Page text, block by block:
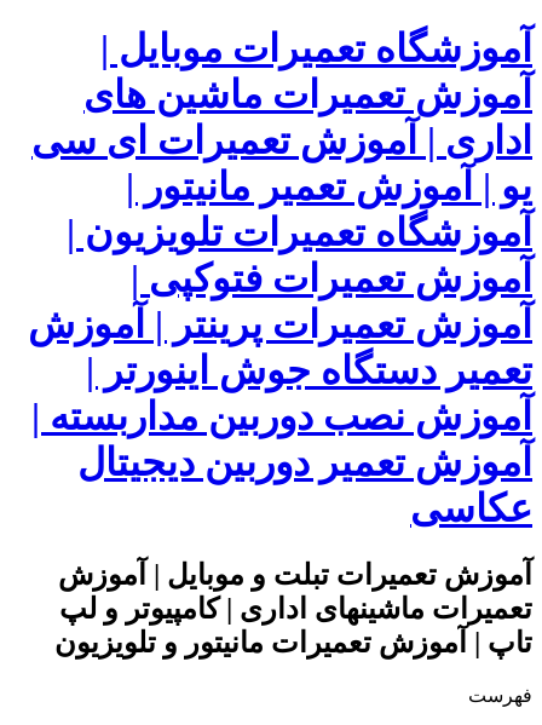
آموزشگاه تعمیرات موبایل |
آموزش تعمیرات ماشین های
اداری | آموزش تعمیرات ای سی
یو | آموزش تعمیر مانیتور |
آموزشگاه تعمیرات تلویزیون |
آموزش تعمیرات فتوکپی |
آموزش تعمیرات پرینتر | آموزش
تعمیر دستگاه جوش اینورتر |
آموزش نصب دوربین مداربسته |
آموزش تعمیر دوربین دیجیتال
عکاسی
آموزش تعمیرات تبلت و موبایل | آموزش
تعمیرات ماشینهای اداری | کامپیوتر و لپ
تاپ | آموزش تعمیرات مانیتور و تلویزیون
فهرست